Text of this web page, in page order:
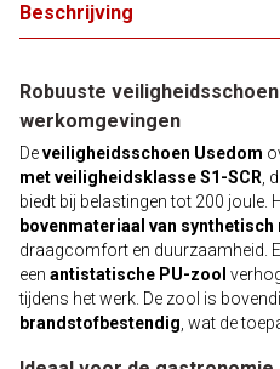
Beschrijving
Robuuste
werkomgevingen
Deveiligheidsschoen Usedom
met veiligheidsklasse S1-SCR ,
biedt bij belastingen tot 200 joule.
bovenmateriaal van synthetisch
draagcomfort en duurzaamheid.
een antistatische PU-zool
tijdens het werk. De zool is
brandstofbestendig , wat de